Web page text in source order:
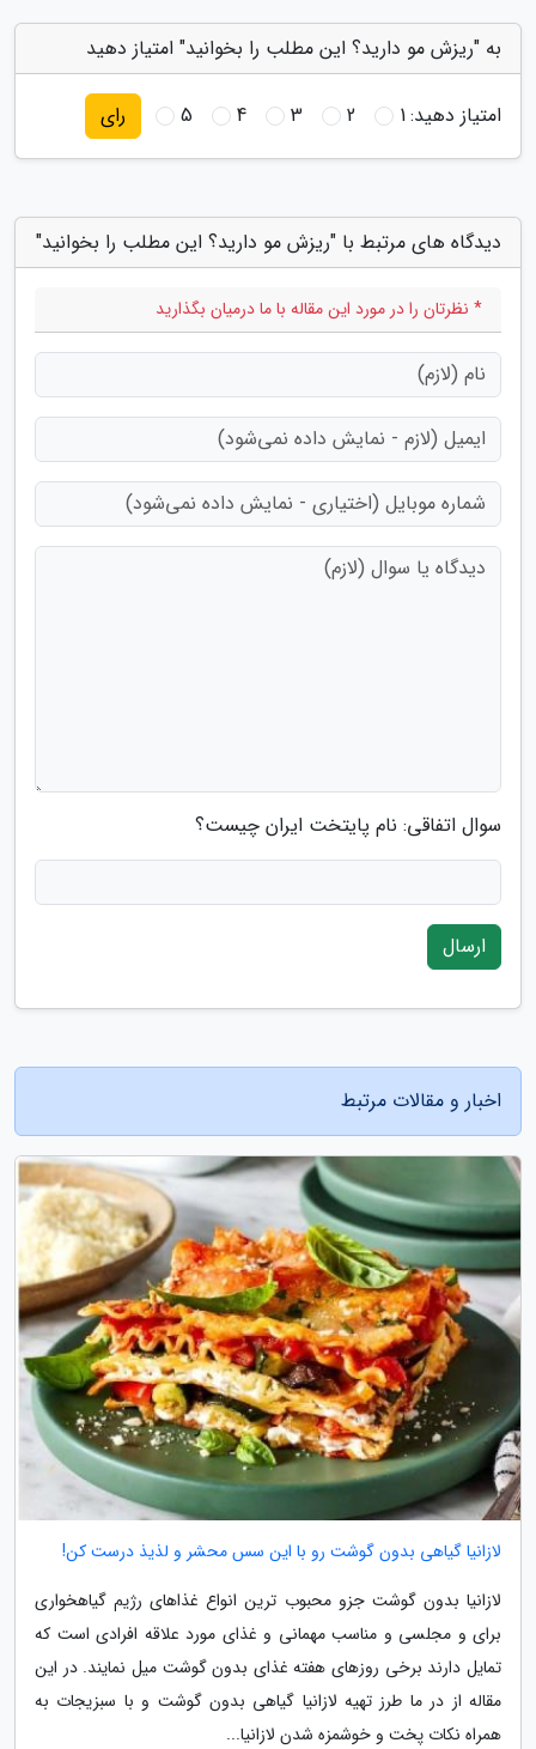
به "ریزش مو دارید؟ این مطلب را بخوانید" امتیاز دهید
امتیاز دهید:1
2
3
4
5 رای
دیدگاه های مرتبط با "ریزش مو دارید؟ این مطلب را بخوانید"
* نظرتان را در مورد این مقاله با ما درمیان بگذارید
سوال اتفاقی: نام پایتخت ایران چیست؟
ارسال
اخبار و مقالات مرتبط
لازانیا گیاهی بدون گوشت رو با این سس محشر و لذیذ درست کن!
لازانیا بدون گوشت جزو محبوب ترین انواع غذاهای رژیم گیاهخواری
برای و مجلسی و مناسب مهمانی و غذای مورد علاقه افرادی است که
تمایل دارند برخی روزهای هفته غذای بدون گوشت میل نمایند. در این
مقاله از در ما طرز تهیه لازانیا گیاهی بدون گوشت و با سبزیجات به
همراه نکات پخت و خوشمزه شدن لازانیا...